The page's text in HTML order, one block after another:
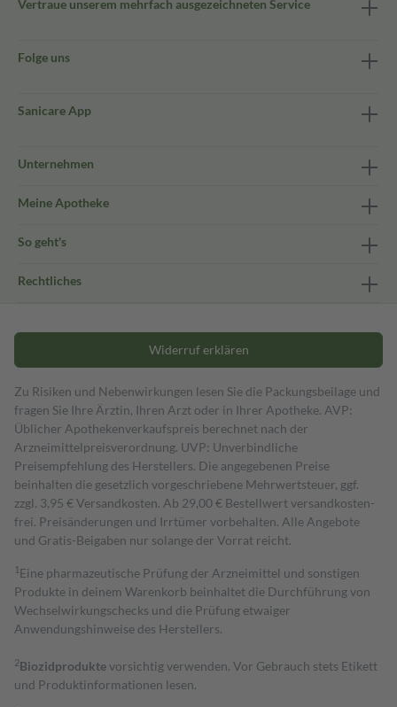
Vertraue unserem mehrfach ausgezeichneten Service
Folge uns
Sanicare App
Unternehmen
Meine Apotheke
So geht's
Rechtliches
Widerruf erklären
Zu Risiken und Nebenwirkungen lesen Sie die Packungsbeilage und
fragen Sie Ihre Ärztin, Ihren Arzt oder in Ihrer Apotheke. AVP:
Üblicher Apothekenverkaufspreis berechnet nach der
Arzneimittelpreisverordnung. UVP: Unverbindliche
Preisempfehlung des Herstellers. Die angegebenen Preise
beinhalten die gesetzlich vorgeschriebene Mehrwertsteuer, ggf.
zzgl. 3,95 € Versandkosten. Ab 29,00 € Bestell­wert versand­kosten­
frei. Preisänderungen und Irrtümer vorbehalten. Alle Angebote
und Gratis-Beigaben nur solange der Vorrat reicht.
1 Eine pharmazeutische Prüfung der Arzneimittel und sonstigen
Produkte in deinem Warenkorb beinhaltet die Durchführung von
Wechselwirkungschecks und die Prüfung etwaiger
Anwendungshinweise des Herstellers.
2Biozidproduktevorsichtig verwenden. Vor Gebrauch stets Etikett
und Produktinformationen lesen.